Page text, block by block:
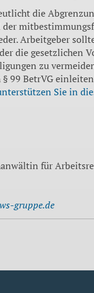
die
Arbeitgeber
die gesetzlichen
zu
99 BetrVG
Sie in
für
gruppe.de